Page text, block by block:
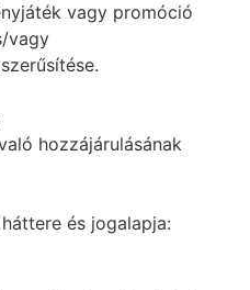
vagy promóció
vagy
hozzájárulásának
és jogalapja: